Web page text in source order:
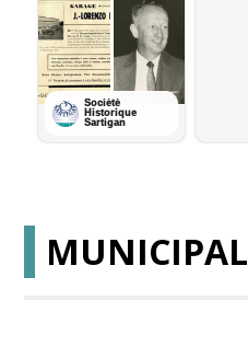
MUNICIPAL